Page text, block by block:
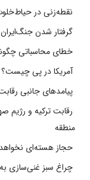
نقطه‌زنی در
گرفتار شدن
خطای محاسباتی
آمریکا در پی چیست؟
پیامدهای جانبی
رقابت ترکیه و رژیم
منطقه
حجاز هسته‌ای
چراغ سبز غنی‌سازی